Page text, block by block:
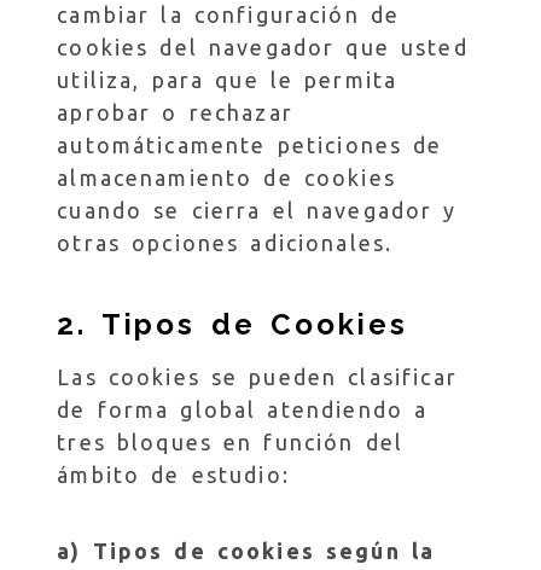
cambiar la configuración de
cookies del navegador que usted
utiliza, para que le permita
aprobar o rechazar
automáticamente peticiones de
almacenamiento de cookies
cuando se cierra el navegador y
otras opciones adicionales.
2. Tipos de Cookies
Las cookies se pueden clasificar
de forma global atendiendo a
tres bloques en función del
ámbito de estudio:
a) Tipos de cookies según la